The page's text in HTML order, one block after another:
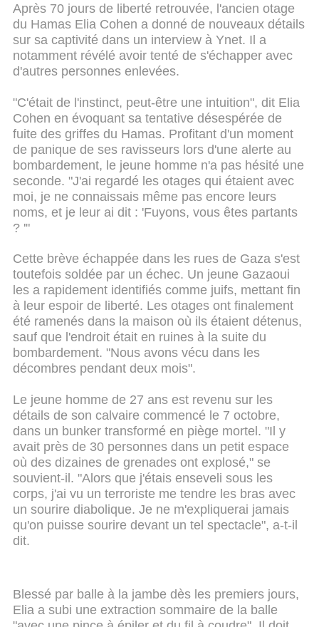
Après 70 jours de liberté retrouvée, l'ancien otage
du Hamas Elia Cohen a donné de nouveaux détails
sur sa captivité dans un interview à Ynet. Il a
notamment révélé avoir tenté de s'échapper avec
d'autres personnes enlevées.
"C'était de l'instinct, peut-être une intuition", dit Elia
Cohen en évoquant sa tentative désespérée de
fuite des griffes du Hamas. Profitant d'un moment
de panique de ses ravisseurs lors d'une alerte au
bombardement, le jeune homme n'a pas hésité une
seconde. "J'ai regardé les otages qui étaient avec
moi, je ne connaissais même pas encore leurs
noms, et je leur ai dit : 'Fuyons, vous êtes partants
? '"
Cette brève échappée dans les rues de Gaza s'est
toutefois soldée par un échec. Un jeune Gazaoui
les a rapidement identifiés comme juifs, mettant fin
à leur espoir de liberté. Les otages ont finalement
été ramenés dans la maison où ils étaient détenus,
sauf que l'endroit était en ruines à la suite du
bombardement. "Nous avons vécu dans les
décombres pendant deux mois".
Le jeune homme de 27 ans est revenu sur les
détails de son calvaire commencé le 7 octobre,
dans un bunker transformé en piège mortel. "Il y
avait près de 30 personnes dans un petit espace
où des dizaines de grenades ont explosé," se
souvient-il. "Alors que j'étais enseveli sous les
corps, j'ai vu un terroriste me tendre les bras avec
un sourire diabolique. Je ne m'expliquerai jamais
qu'on puisse sourire devant un tel spectacle", a-t-il
dit.
Blessé par balle à la jambe dès les premiers jours,
Elia a subi une extraction sommaire de la balle